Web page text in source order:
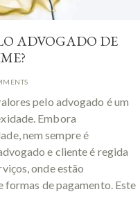
ADVOGADO DE
pelo advogado é um
Embora
nem sempre é
e cliente é regida
onde estão
formas de pagamento. Este